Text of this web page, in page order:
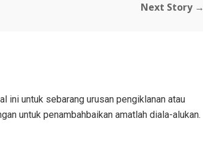
Next Story →
ini untuk sebarang urusan pengiklanan atau
untuk penambahbaikan amatlah diala-alukan.